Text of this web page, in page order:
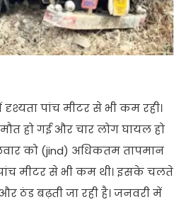
पांच मीटर से भी कम रही।
हो गई और चार लोग घायल हो
को (jind) अधिकतम तापमान
पांच मीटर से भी कम थी। इसके चलते
ठंड बढ़ती जा रही है। जनवरी में